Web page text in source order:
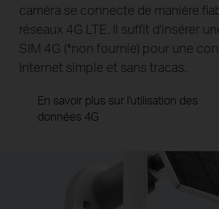
caméra se connecte de manière
réseaux 4G LTE. Il suffit d'insérer
SIM 4G (*non fournie) pour une
Internet simple et sans tracas.
En savoir plus sur l'utilisation des
données 4G